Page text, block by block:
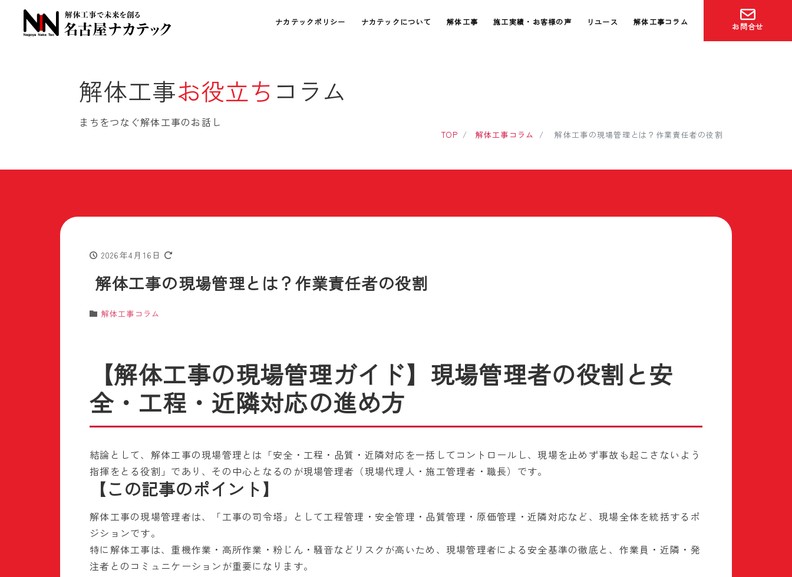
ナカテックポリシー ナカテックについて 解体工事 施工実績・お客様の声 リユース 解体工事コラム お問合せ
解体工事お役立ち コラム
まちをつなぐ解体工事のお話し
TOP 解体工事コラム 解体工事の現場管理とは？作業責任者の役割
2026年4月16日
解体工事の現場管理とは？作業責任者の役割
解体工事コラム
【解体工事の現場管理ガイド】現場管理者の役割と安
全・工程・近隣対応の進め方
結論として、解体工事の現場管理とは「安全・工程・品質・近隣対応を一括してコントロールし、現場を止めず事故も起こさないよう
指揮をとる役割」であり、その中心となるのが現場管理者（現場代理人・施工管理者・職長）です。
【この記事のポイント】
解体工事の現場管理者は、「工事の司令塔」として工程管理・安全管理・品質管理・原価管理・近隣対応など、現場全体を統括するポ
ジションです。
特に解体工事は、重機作業・高所作業・粉じん・騒音などリスクが高いため、現場管理者による安全基準の徹底と、作業員・近隣・発
注者とのコミュニケーションが重要になります。